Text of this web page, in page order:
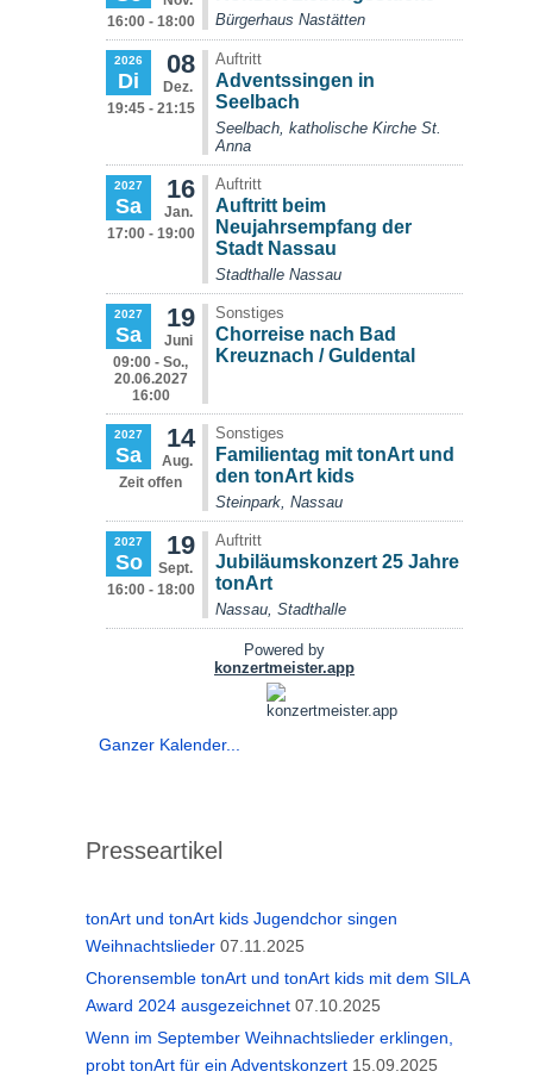
Ganzer Kalender...
Presseartikel
tonArt und tonArt kids Jugendchor singen
Weihnachtslieder 07.11.2025
Chorensemble tonArt und tonArt kids mit dem SILA
Award 2024 ausgezeichnet 07.10.2025
Wenn im September Weihnachtslieder erklingen,
probt tonArt für ein Adventskonzert 15.09.2025